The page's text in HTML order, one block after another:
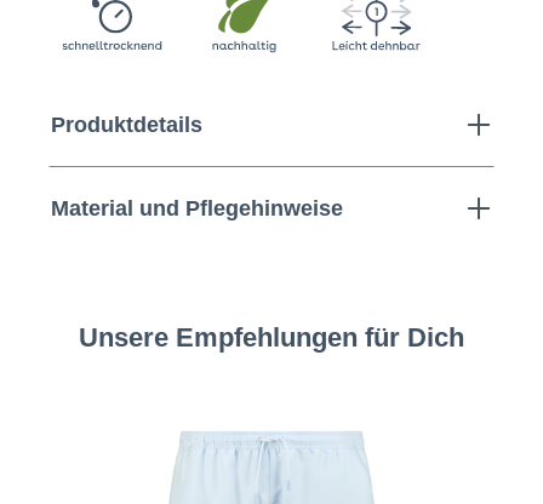
Produktdetails
Material und Pflegehinweise
Unsere Empfehlungen für Dich